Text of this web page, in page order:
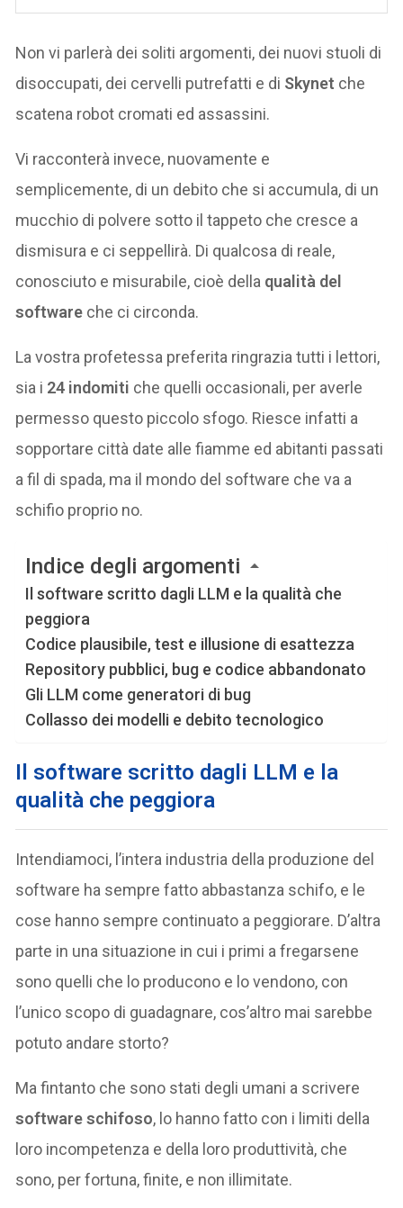
Non vi parlerà dei soliti argomenti, dei nuovi stuoli di
disoccupati, dei cervelli putrefatti e di Skynet che
scatena robot cromati ed assassini.
Vi racconterà invece, nuovamente e
semplicemente, di un debito che si accumula, di un
mucchio di polvere sotto il tappeto che cresce a
dismisura e ci seppellirà. Di qualcosa di reale,
conosciuto e misurabile, cioè della qualità del
software che ci circonda.
La vostra profetessa preferita ringrazia tutti i lettori,
sia i 24 indomiti che quelli occasionali, per averle
permesso questo piccolo sfogo. Riesce infatti a
sopportare città date alle fiamme ed abitanti passati
a fil di spada, ma il mondo del software che va a
schifio proprio no.
Indice degli argomenti
Il software scritto dagli LLM e la qualità che
peggiora
Codice plausibile, test e illusione di esattezza
Repository pubblici, bug e codice abbandonato
Gli LLM come generatori di bug
Collasso dei modelli e debito tecnologico
Il software scritto dagli LLM e la
qualità che peggiora
Intendiamoci, l’intera industria della produzione del
software ha sempre fatto abbastanza schifo, e le
cose hanno sempre continuato a peggiorare. D’altra
parte in una situazione in cui i primi a fregarsene
sono quelli che lo producono e lo vendono, con
l’unico scopo di guadagnare, cos’altro mai sarebbe
potuto andare storto?
Ma fintanto che sono stati degli umani a scrivere
software schifoso, lo hanno fatto con i limiti della
loro incompetenza e della loro produttività, che
sono, per fortuna, finite, e non illimitate.